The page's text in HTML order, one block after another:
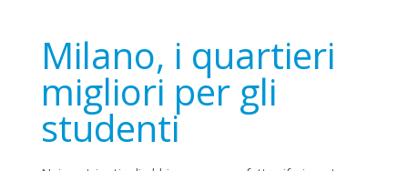
Milano, i quartieri
migliori per gli
studenti